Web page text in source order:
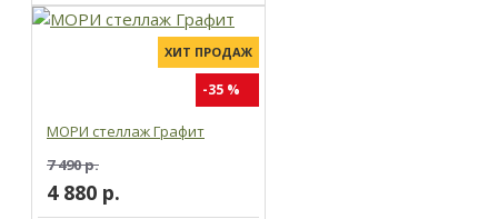
ХИТ ПРОДАЖ
-35 %
МОРИ стеллаж Графит
7 490 р.
4 880 р.